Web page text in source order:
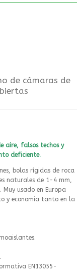
de cámaras de
aire, falsos techos y
deficiente.
bolas rígidas de roca
naturales de 1-4 mm,
usado en Europa
y economía tanto en la
EN13055-